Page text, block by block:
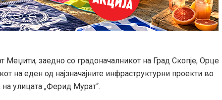
Меџити, заедно со градоначалникот на Град Скопје, Орце
на еден од најзначајните инфраструктурни проекти во
улицата „Ферид Мурат“.